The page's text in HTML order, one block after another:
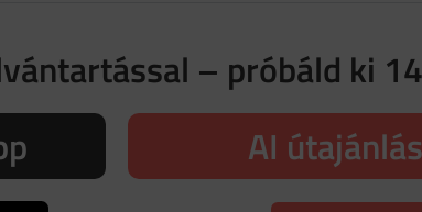
– próbáld ki
AI